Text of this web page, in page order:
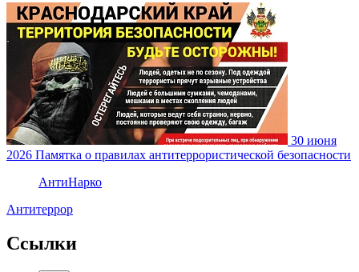
30 июня
2026 Памятка о правилах антитеррористической безопасности
АнтиНарко
Антитеррор
Ссылки